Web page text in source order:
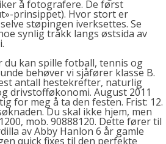
å fotografere. De først
prinsippet). Hvor stort er
støpingen iverksettes. Se
synlig tråkk langs østsida av
du kan spille fotball, tennis og
behøver vi sjåfører klasse B.
antall hestekrefter, naturlig
drivstofføkonomi. August 2011
for meg å ta den festen. Frist: 12.
Du skal ikke hjem, men
mob. 90888120. Dette fører til
av Abby Hanlon 6 år gamle
quick fixes til den perfekte